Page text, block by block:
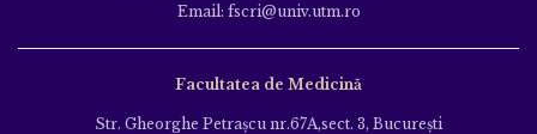
Email: fscri@univ.utm.ro
Facultatea de Medicină
Str. Gheorghe Petraşcu nr.67A,sect. 3, Bucureşti